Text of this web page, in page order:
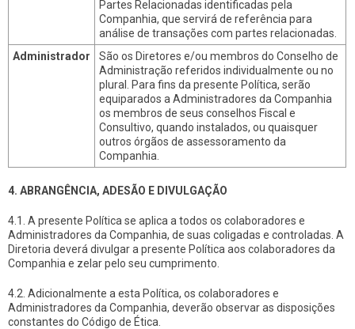
Partes Relacionadas identificadas pela
Companhia, que servirá de referência para
análise de transações com partes relacionadas.
Administrador
São os Diretores e/ou membros do Conselho de
Administração referidos individualmente ou no
plural. Para fins da presente Política, serão
equiparados a Administradores da Companhia
os membros de seus conselhos Fiscal e
Consultivo, quando instalados, ou quaisquer
outros órgãos de assessoramento da
Companhia.
4. ABRANGÊNCIA, ADESÃO E DIVULGAÇÃO
4.1. A presente Política se aplica a todos os colaboradores e
Administradores da Companhia, de suas coligadas e controladas. A
Diretoria deverá divulgar a presente Política aos colaboradores da
Companhia e zelar pelo seu cumprimento.
4.2. Adicionalmente a esta Política, os colaboradores e
Administradores da Companhia, deverão observar as disposições
constantes do Código de Ética.